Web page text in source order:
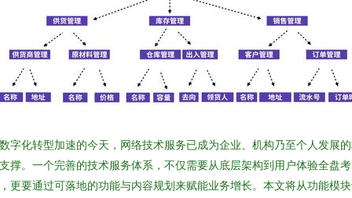
字化转型加速的今天，网络技术服务已成为企业、机构乃至个人发展
撑。一个完善的技术服务体系，不仅需要从底层架构到用户体验全盘考
更要通过可落地的功能与内容规划来赋能业务增长。本文将从功能模